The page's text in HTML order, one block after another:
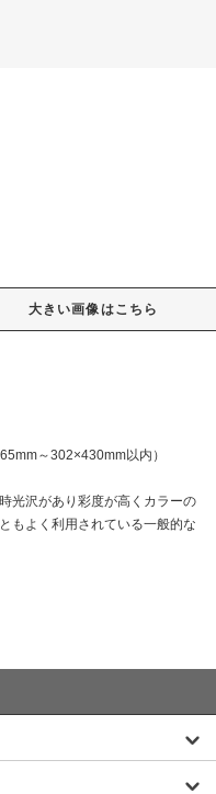
大きい画像はこちら
～302×430mm以内）
光沢があり彩度が高くカラーの
もよく利用されている一般的な